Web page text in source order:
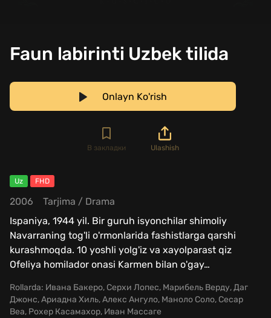
Faun labirinti Uzbek tilida
Onlayn Ko'rish
В закладки Ulashish
Uz FHD
2006 Tarjima / Drama
Ispaniya, 1944 yil. Bir guruh isyonchilar shimoliy
Navarraning tog'li o'rmonlarida fashistlarga qarshi
kurashmoqda. 10 yoshli yolg'iz va xayolparast qiz
Ofeliya homilador onasi Karmen bilan o'gay…
Rollarda: Ивана Бакеро, Серхи Лопес, Марибель Верду, Даг
Джонс, Ариадна Хиль, Алекс Ангуло, Маноло Соло, Сесар
Веа, Рохер Касамахор, Иван Массаге